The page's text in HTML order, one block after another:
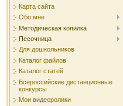
Карта сайта
Обо мне
Методическая копилка
Песочница
Для дошкольников
Каталог файлов
Каталог статей
Всероссийские дистанционные
конкурсы
Мои видеоролики